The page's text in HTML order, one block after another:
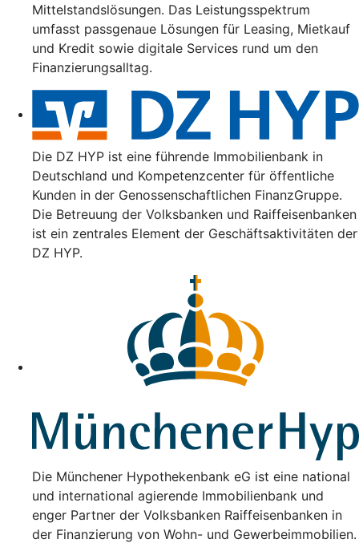
Mittelstandslösungen. Das Leistungsspektrum
umfasst passgenaue Lösungen für Leasing, Mietkauf
und Kredit sowie digitale Services rund um den
Finanzierungsalltag.
Die DZ HYP ist eine führende Immobilienbank in
Deutschland und Kompetenzcenter für öffentliche
Kunden in der Genossenschaftlichen FinanzGruppe.
Die Betreuung der Volksbanken und Raiffeisenbanken
ist ein zentrales Element der Geschäftsaktivitäten der
DZ HYP.
Die Münchener Hypothekenbank eG ist eine national
und international agierende Immobilienbank und
enger Partner der Volksbanken Raiffeisenbanken in
der Finanzierung von Wohn- und Gewerbeimmobilien.